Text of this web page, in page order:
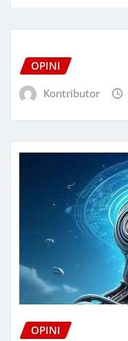
OPINI
Kontributor
OPINI